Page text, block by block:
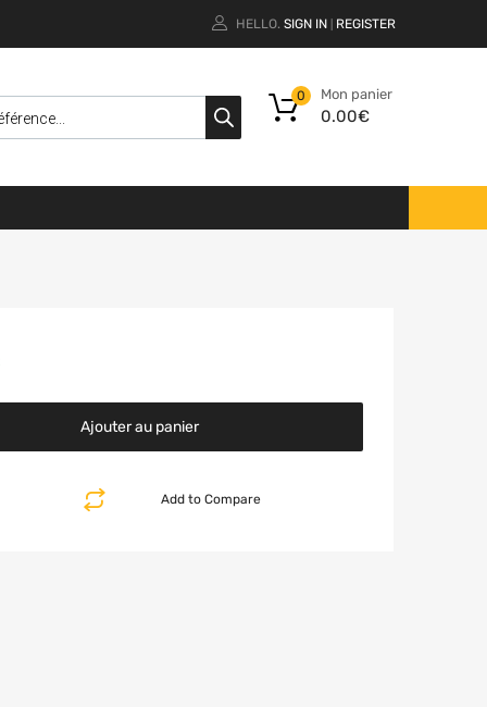
HELLO. SIGN IN REGISTER
Mon panier
0.00€
0
Ajouter au panier
Add to Compare